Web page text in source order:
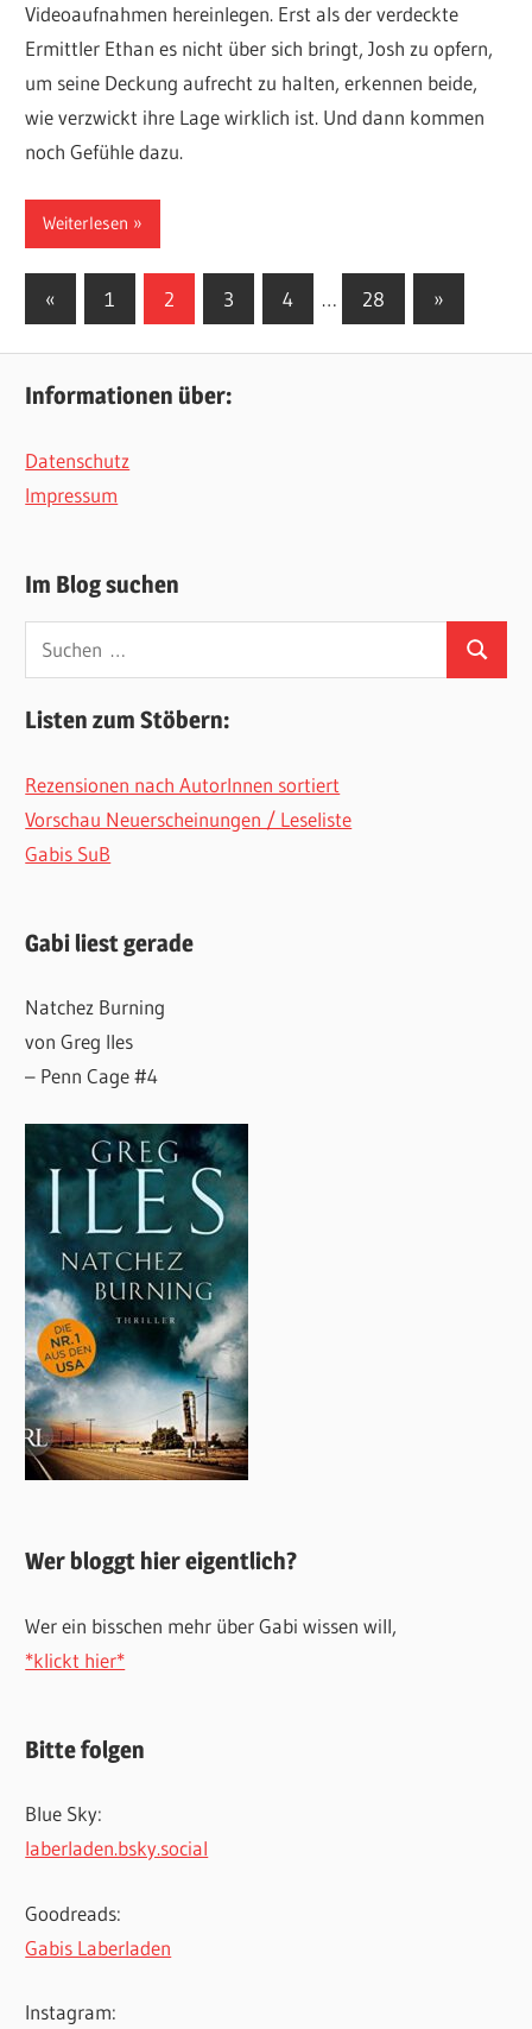
Videoaufnahmen hereinlegen. Erst als der verdeckte
Ermittler Ethan es nicht über sich bringt, Josh zu opfern,
um seine Deckung aufrecht zu halten, erkennen beide,
wie verzwickt ihre Lage wirklich ist. Und dann kommen
noch Gefühle dazu.
Weiterlesen
Seitennummerierung
Beiträge
« Vorherige
Beiträge
1 2 3 4 … 28
Nächste
Beiträge
»
Informationen über:
Datenschutz
Impressum
Im Blog suchen
Suchen
nach:
Suchen
Listen zum Stöbern:
Rezensionen nach AutorInnen sortiert
Vorschau Neuerscheinungen / Leseliste
Gabis SuB
Gabi liest gerade
Natchez Burning
von Greg Iles
– Penn Cage #4
Wer bloggt hier eigentlich?
Wer ein bisschen mehr über Gabi wissen will,
*klickt hier*
Bitte folgen
Blue Sky:
laberladen.bsky.social
Goodreads:
Gabis Laberladen
Instagram: